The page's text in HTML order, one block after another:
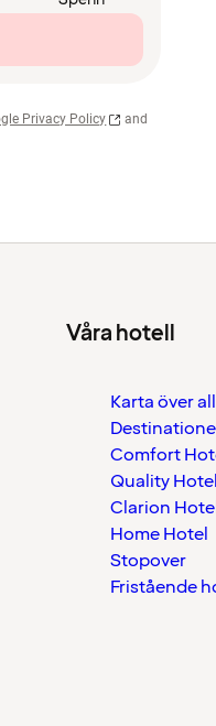
Privacy Policy
and
Våra hotell
Karta över
Comfort
Quality
Clarion
Home Hotel
Stopover
Fristående